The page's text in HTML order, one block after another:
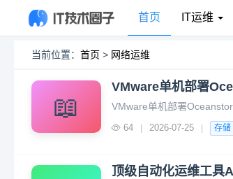
首页 IT运维
当前位置： 首页 > 网络运维
📖
VMware单机部署
64 2026-07-25 存储
顶级自动化运维工具